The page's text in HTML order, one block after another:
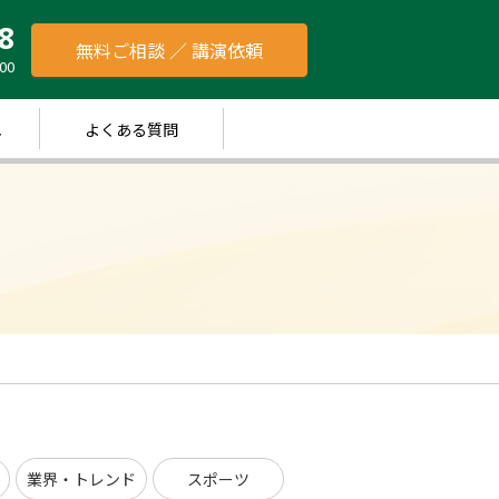
無料ご相談 ／ 講演依頼
よくある質問
業界・トレンド スポーツ